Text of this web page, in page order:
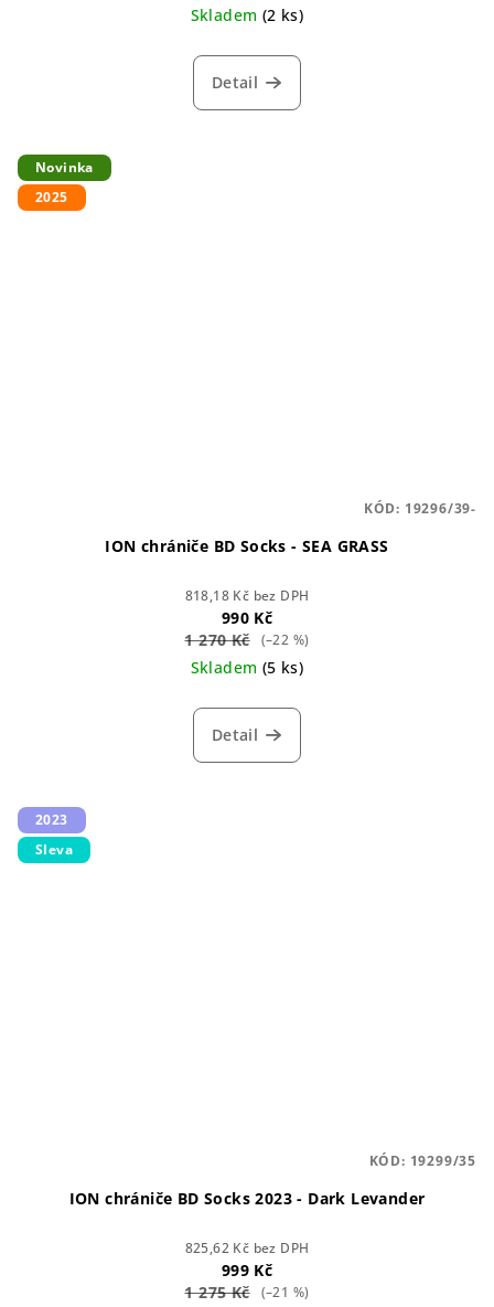
Skladem (2 ks)
Detail
Novinka
2025
ION chrániče BD Socks - SEA GRASS
818,18 Kč bez DPH
990 Kč
1 270 Kč
(–22 %)
Skladem (5 ks)
Detail
KÓD: 19296/39-
2023
Sleva
ION chrániče BD Socks 2023 - Dark Levander
825,62 Kč bez DPH
999 Kč
1 275 Kč
(–21 %)
KÓD: 19299/35